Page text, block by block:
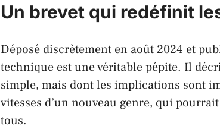
Un brevet qui redéfinit
Déposé discrètement en août 2024 et
technique est une véritable pépite. Il
simple, mais dont les implications sont
vitesses d’un nouveau genre, qui
tous.